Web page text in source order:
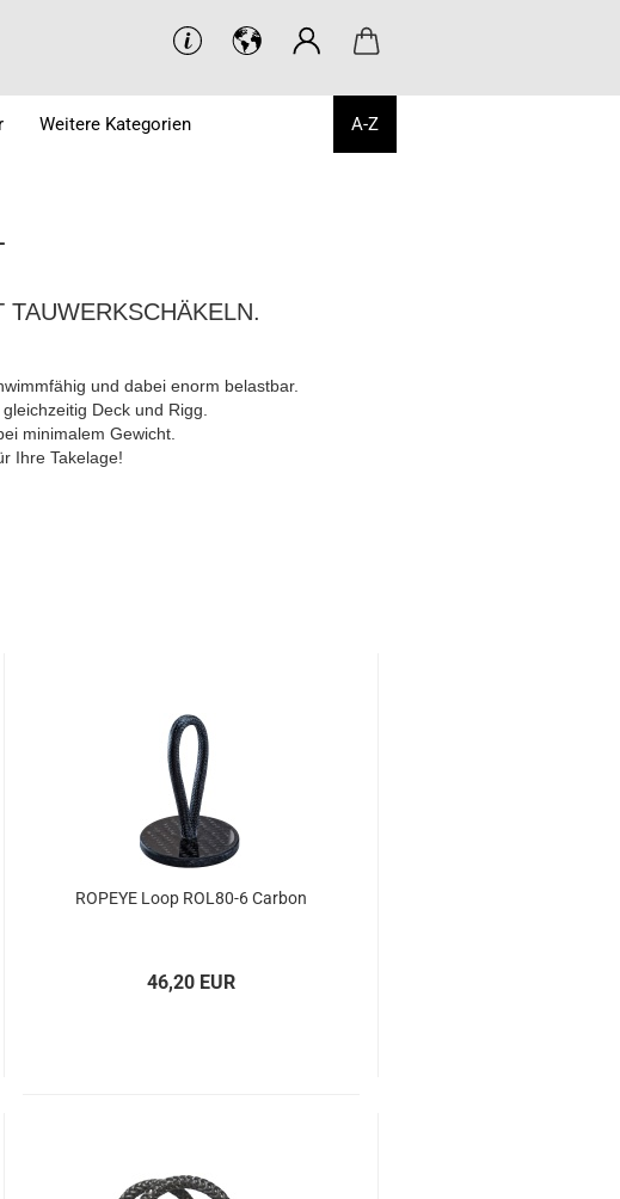
A-Z
Weitere Kategorien
und dabei enorm belastbar.
Deck und Rigg.
minimalem Gewicht.
Ihre Takelage!
ROPEYE Loop ROL80-​​6 Car­bon
46,20 EUR